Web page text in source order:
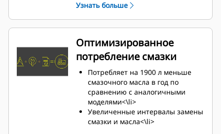
камеры предварительного
сгорания
Гибкость применения в
с нестабильным качеством
газового топлива, благодаря
комплексной электронной
системе управления (TEM)
Оптимизированное управление
подачей масла
Узнать больше
Оптимизированное
потребление смазки
Потребляет на 1900 л меньше
смазочного масла в год по
сравнению с аналогичными
моделями<\li>
Увеличенные интервалы замены
смазки и масла<\li>